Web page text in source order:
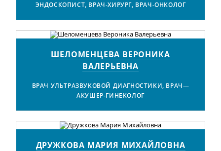
ЭНДОСКОПИСТ, ВРАЧ-ХИРУРГ, ВРАЧ-ОНКОЛОГ
ШЕЛОМЕНЦЕВА ВЕРОНИКА
ВАЛЕРЬЕВНА
ВРАЧ УЛЬТРАЗВУКОВОЙ ДИАГНОСТИКИ, ВРАЧ—
АКУШЕР-ГИНЕКОЛОГ
ДРУЖКОВА МАРИЯ МИХАЙЛОВНА